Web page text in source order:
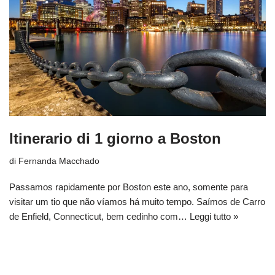
Itinerario di 1 giorno a Boston
di Fernanda Macchado
Passamos rapidamente por Boston este ano, somente para
visitar um tio que não víamos há muito tempo. Saímos de Carro
de Enfield, Connecticut, bem cedinho com… Leggi tutto »